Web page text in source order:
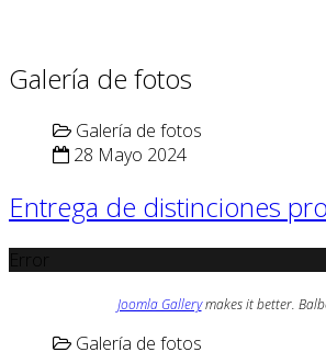
Galería de fotos
Galería de fotos
28 Mayo 2024
Entrega de distinciones
Joomla Gallerymakes it better.
Galería de fotos